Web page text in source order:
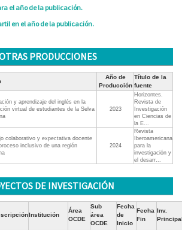
el año de la publicación.
en el año de la publicación.
PRODUCCIONES
Año de
Producción
Título de la
fuente
y aprendizaje del inglés en la
virtual de estudiantes de la Selva
2023
Horizontes.
Revista de
Investigación
en Ciencias de
la E...
colaborativo y expectativa docente
inclusivo de una región
2024
Revista
Iberoamericana
para la
investigación y
el desarr...
DE INVESTIGACIÓN
Institución
Área
OCDE
Sub
área
OCDE
Fecha
de
Inicio
Fecha
Fin
Inv.